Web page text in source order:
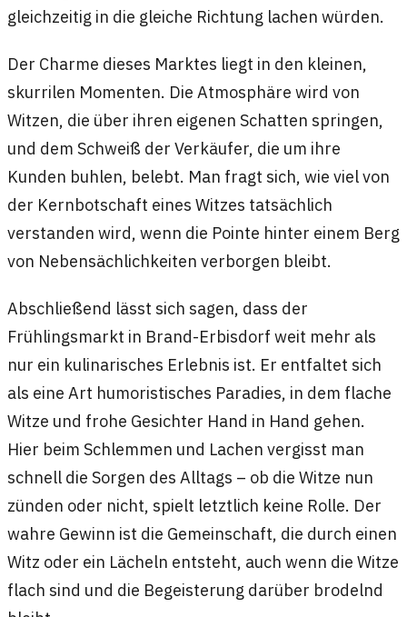
gleichzeitig in die gleiche Richtung lachen würden.
Der Charme dieses Marktes liegt in den kleinen,
skurrilen Momenten. Die Atmosphäre wird von
Witzen, die über ihren eigenen Schatten springen,
und dem Schweiß der Verkäufer, die um ihre
Kunden buhlen, belebt. Man fragt sich, wie viel von
der Kernbotschaft eines Witzes tatsächlich
verstanden wird, wenn die Pointe hinter einem Berg
von Nebensächlichkeiten verborgen bleibt.
Abschließend lässt sich sagen, dass der
Frühlingsmarkt in Brand-Erbisdorf weit mehr als
nur ein kulinarisches Erlebnis ist. Er entfaltet sich
als eine Art humoristisches Paradies, in dem flache
Witze und frohe Gesichter Hand in Hand gehen.
Hier beim Schlemmen und Lachen vergisst man
schnell die Sorgen des Alltags – ob die Witze nun
zünden oder nicht, spielt letztlich keine Rolle. Der
wahre Gewinn ist die Gemeinschaft, die durch einen
Witz oder ein Lächeln entsteht, auch wenn die Witze
flach sind und die Begeisterung darüber brodelnd